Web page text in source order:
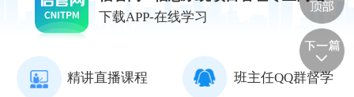
下载APP-在线学习
精讲直播课程 班主任QQ群督学